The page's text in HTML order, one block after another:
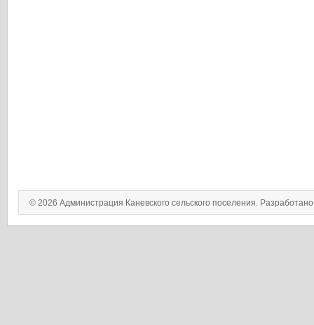
© 2026 Администрация Каневского сельского поселения.